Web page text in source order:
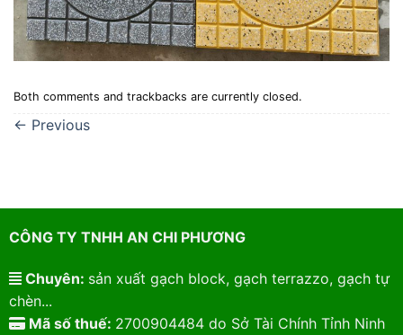
Both comments and trackbacks are currently closed.
← Previous
CÔNG TY TNHH AN CHI PHƯƠNG
Chuyên: sản xuất gạch block, gạch terrazzo, gạch tự
chèn...
Mã số thuế: 2700904484 do Sở Tài Chính Tỉnh Ninh